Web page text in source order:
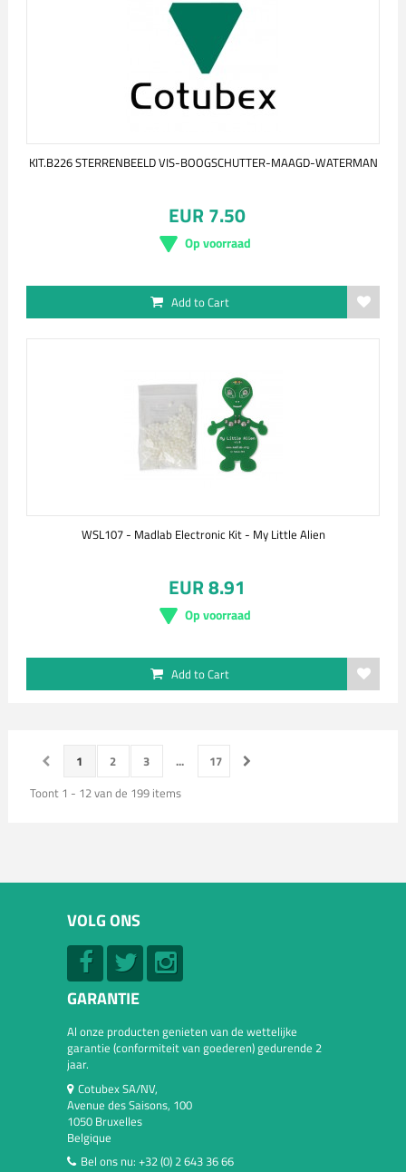
KIT.B226 STERRENBEELD VIS-BOOGSCHUTTER-MAAGD-WATERMAN
EUR 7.50
Op voorraad
Add to Cart
WSL107 - Madlab Electronic Kit - My Little Alien
EUR 8.91
Op voorraad
Add to Cart
1 2 3 ...
17
Toont 1 - 12 van de 199 items
VOLG ONS
GARANTIE
Al onze producten genieten van de wettelijke
garantie (conformiteit van goederen) gedurende 2
jaar.
Cotubex SA/NV,
Avenue des Saisons, 100
1050 Bruxelles
Belgique
Bel ons nu: +32 (0) 2 643 36 66